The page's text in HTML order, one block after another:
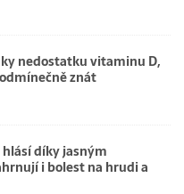
nedostatku vitaminu D,
znát
díky jasným
i bolest na hrudi a